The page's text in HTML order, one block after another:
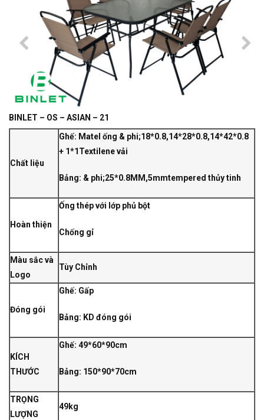
BINLET – OS – ASIAN – 21
Chất liệu
Ghế: Matel ống & phi;18*0.8,14*28*0.8,14*42*0.8
+ 1*1Textilene vải
Bảng: & phi;25*0.8MM,5mmtempered thủy tinh
Hoàn thiện
Ống thép với lớp phủ bột
Chống gỉ
Màu sắc và
Logo
Tùy Chỉnh
Đóng gói
Ghế: Gấp
Bảng: KD đóng gói
KÍCH
THƯỚC
Ghế: 49*60*90cm
Bảng: 150*90*70cm
TRỌNG
LƯỢNG
49kg